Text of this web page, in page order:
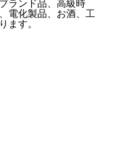
ランド品、高級時
電化製品、お酒、工
ます。